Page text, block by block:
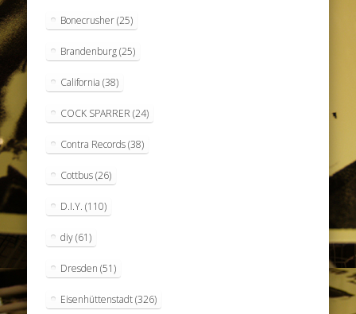
Bonecrusher(25)
Brandenburg(25)
California (38)
COCK SPARRER (24)
Contra Records(38)
Cottbus(26)
D.I.Y. (110)
diy(61)
Dresden (51)
Eisenhüttenstadt(326)